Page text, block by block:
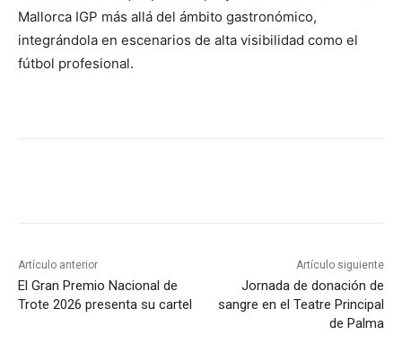
Mallorca IGP más allá del ámbito gastronómico,
integrándola en escenarios de alta visibilidad como el
fútbol profesional.
Artículo anterior
El Gran Premio Nacional de
Trote 2026 presenta su cartel
Artículo siguiente
Jornada de donación de
sangre en el Teatre Principal
de Palma